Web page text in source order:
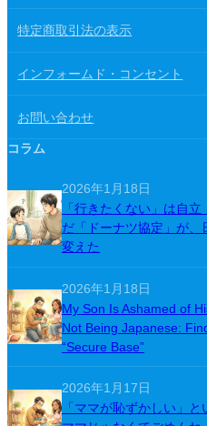
特定商取引法の表示
インフォームド・コンセント
お問い合わせ
コラム
2026年1月18日
「行きたくない」は自
だ「ドーナツ協定」が、
変えた
2026年1月18日
My Son Is Ashamed of
Not Being Japanese:
“Secure Base”
2026年1月17日
「ママが恥ずかしい」